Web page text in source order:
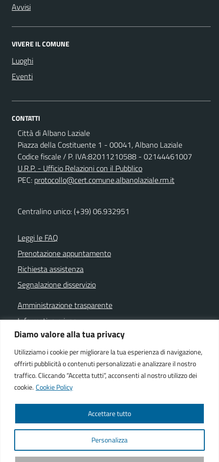
Diamo valore alla tua privacy
Utilizziamo i cookie per migliorare la tua esperienza di navigazione,
offrirti pubblicità o contenuti personalizzati e analizzare il nostro
traffico. Cliccando “Accetta tutti”, acconsenti al nostro utilizzo dei
cookie. Cookie Policy
Personalizza
Accettare tutto
Avvisi
VIVERE IL COMUNE
Luoghi
Eventi
CONTATTI
Città di Albano Laziale
Piazza della Costituente 1 - 00041, Albano Laziale
Codice fiscale / P. IVA:82011210588 - 02144461007
U.R.P. - Ufficio Relazioni con il Pubblico
PEC: protocollo@cert.comune.albanolaziale.rm.it
Centralino unico: (+39) 06.932951
Leggi le FAQ
Prenotazione appuntamento
Richiesta assistenza
Segnalazione disservizio
Amministrazione trasparente
Informativa privacy
Note legali
Dichiarazione di accessibilità
Cookie policy
Facebook istituzionale
Facebook museo civico
YouTubeTelegramWhatsapp